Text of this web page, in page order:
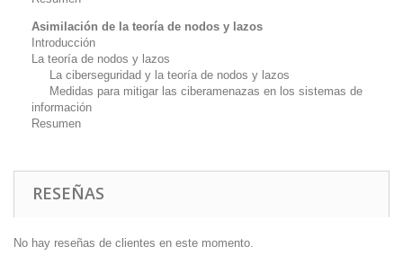
Asimilación de la teoría de nodos y lazos
Introducción
La teoría de nodos y lazos
La ciberseguridad y la teoría de nodos y lazos
Medidas para mitigar las ciberamenazas en los sistemas de
información
Resumen
RESEÑAS
No hay reseñas de clientes en este momento.